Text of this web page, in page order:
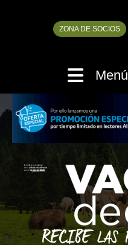
ZONA DE SOCIOS
Menú